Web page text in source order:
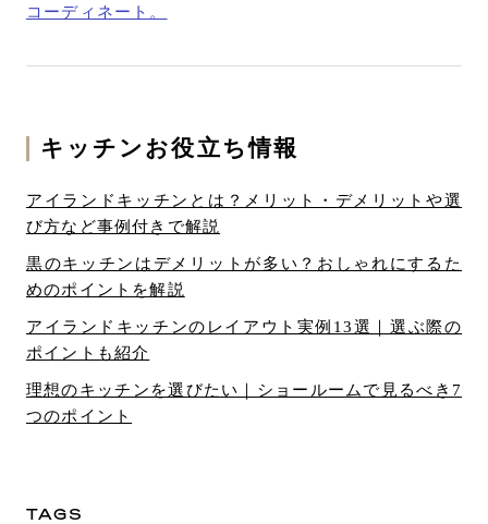
コーディネート。
キッチンお役立ち情報
アイランドキッチンとは？メリット・デメリットや選
び方など事例付きで解説
黒のキッチンはデメリットが多い？おしゃれにするた
めのポイントを解説
アイランドキッチンのレイアウト実例13選｜選ぶ際の
ポイントも紹介
理想のキッチンを選びたい｜ショールームで見るべき7
つのポイント
TAGS